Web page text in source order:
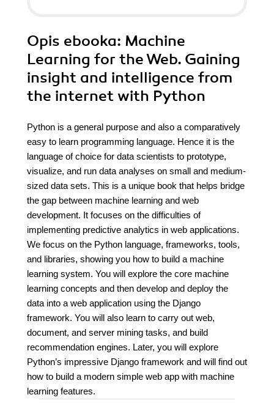
Opis ebooka: Machine
Learning for the Web. Gaining
insight and intelligence from
the internet with Python
Python is a general purpose and also a comparatively
easy to learn programming language. Hence it is the
language of choice for data scientists to prototype,
visualize, and run data analyses on small and medium-
sized data sets. This is a unique book that helps bridge
the gap between machine learning and web
development. It focuses on the difficulties of
implementing predictive analytics in web applications.
We focus on the Python language, frameworks, tools,
and libraries, showing you how to build a machine
learning system. You will explore the core machine
learning concepts and then develop and deploy the
data into a web application using the Django
framework. You will also learn to carry out web,
document, and server mining tasks, and build
recommendation engines. Later, you will explore
Python’s impressive Django framework and will find out
how to build a modern simple web app with machine
learning features.